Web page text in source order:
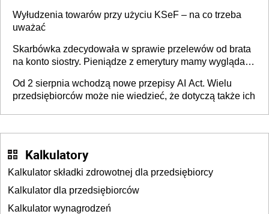
Wyłudzenia towarów przy użyciu KSeF – na co trzeba
uważać
Skarbówka zdecydowała w sprawie przelewów od brata
na konto siostry. Pieniądze z emerytury mamy wyglądały
Od 2 sierpnia wchodzą nowe przepisy AI Act. Wielu
przedsiębiorców może nie wiedzieć, że dotyczą także ich
Kalkulatory
Kalkulator składki zdrowotnej dla przedsiębiorcy
Kalkulator dla przedsiębiorców
Kalkulator wynagrodzeń